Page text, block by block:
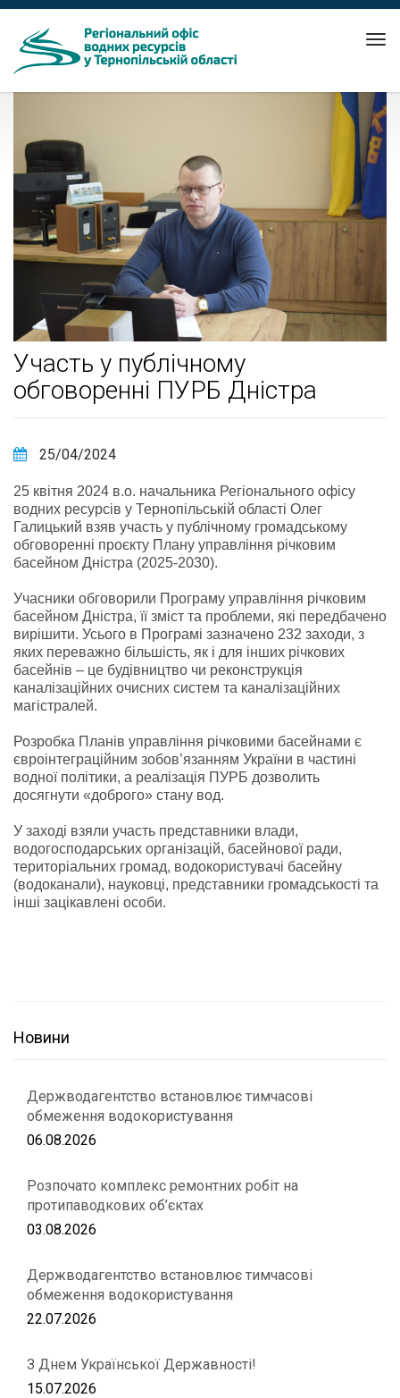
Участь у публічному
обговоренні ПУРБ Дніcтра
25/04/2024
25 квітня 2024 в.о. начальника Регіонального офісу
водних ресурсів у Тернопільській області Олег
Галицький взяв участь у публічному громадському
обговоренні проєкту Плану управління річковим
басейном Дністра (2025-2030).
Учасники обговорили Програму управління річковим
басейном Дністра, її зміст та проблеми, які передбачено
вирішити. Усього в Програмі зазначено 232 заходи, з
яких переважно більшість, як і для інших річкових
басейнів – це будівництво чи реконструкція
каналізаційних очисних систем та каналізаційних
магістралей.
Розробка Планів управління річковими басейнами є
євроінтеграційним зобов’язанням України в частині
водної політики, а реалізація ПУРБ дозволить
досягнути «доброго» стану вод.
У заході взяли участь представники влади,
водогосподарських організацій, басейнової ради,
територіальних громад, водокористувачі басейну
(водоканали), науковці, представники громадськості та
інші зацікавлені особи.
Новини
Держводагентство встановлює тимчасові
обмеження водокористування
06.08.2026
Розпочато комплекс ремонтних робіт на
протипаводкових об’єктах
03.08.2026
Держводагентство встановлює тимчасові
обмеження водокористування
22.07.2026
З Днем Української Державності!
15.07.2026